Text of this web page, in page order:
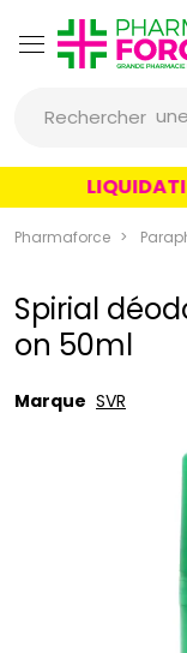
Rechercher
un
Pharmaforce
Spirial
on 50ml
Marque SVR